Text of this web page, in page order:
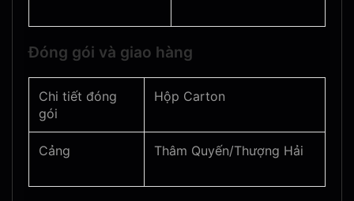
Đóng gói và giao hàng
Chi tiết đóng
gói
Hộp Carton
Cảng Thâm Quyến/Thượng Hải